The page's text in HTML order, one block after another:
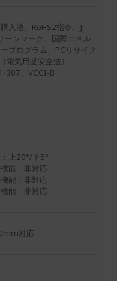
入法、RoHS2指令、J-
ーンマーク、国際エネル
プログラム、PCリサイク
電気用品安全法）、
307、VCCI-B
上20°/下5°
能：非対応
能：非対応
能：非対応
対応